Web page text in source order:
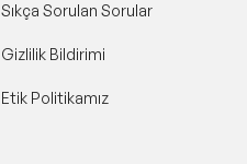
Sıkça Sorulan Sorular
Gizlilik Bildirimi
Etik Politikamız